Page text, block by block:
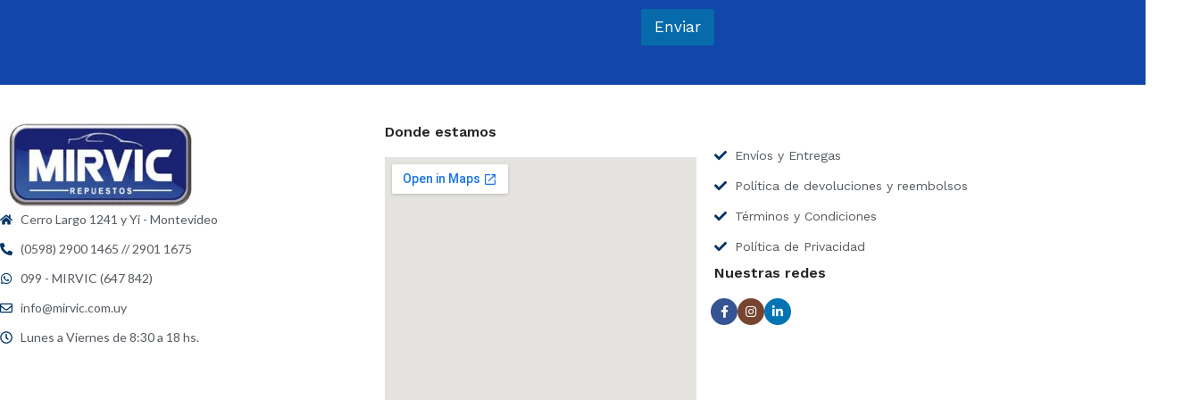
r
o
ó
Enviar
Cerro Largo 1241 y Yi - Montevideo
(0598) 2900 1465 // 2901 1675
099 - MIRVIC (647 842)
info@mirvic.com.uy
Lunes a Viernes de 8:30 a 18 hs.
Donde estamos
Envíos y Entregas
Política de devoluciones y reembolsos
Términos y Condiciones
Política de Privacidad
Nuestras redes